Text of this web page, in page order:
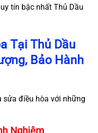
tín bậc nhất Thủ Dầu
Tại Thủ Dầu
Bảo Hành
sửa điều hòa với những
Nghiệm